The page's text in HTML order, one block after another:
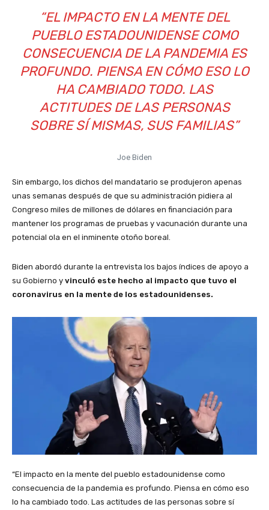
“EL IMPACTO EN LA MENTE DEL
PUEBLO ESTADOUNIDENSE COMO
CONSECUENCIA DE LA PANDEMIA ES
PROFUNDO. PIENSA EN CÓMO ESO LO
HA CAMBIADO TODO. LAS
ACTITUDES DE LAS PERSONAS
SOBRE SÍ MISMAS, SUS FAMILIAS”
Joe Biden
Sin embargo, los dichos del mandatario se produjeron apenas
unas semanas después de que su administración pidiera al
Congreso miles de millones de dólares en financiación para
mantener los programas de pruebas y vacunación durante una
potencial ola en el inminente otoño boreal.
Biden abordó durante la entrevista los bajos índices de apoyo a
su Gobierno y vinculó este hecho al impacto que tuvo el
coronavirus en la mente de los estadounidenses.
“El impacto en la mente del pueblo estadounidense como
consecuencia de la pandemia es profundo. Piensa en cómo eso
lo ha cambiado todo. Las actitudes de las personas sobre sí